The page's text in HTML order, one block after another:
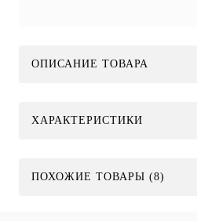
ОПИСАНИЕ ТОВАРА
ХАРАКТЕРИСТИКИ
ПОХОЖИЕ ТОВАРЫ (8)